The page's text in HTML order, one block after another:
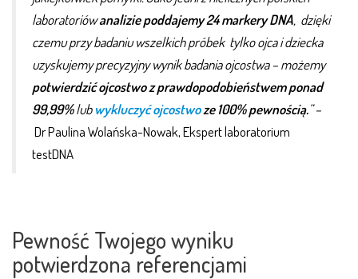
laboratoriówanalizie poddajemy 24 markery DNA, dzięki
czemu przy badaniu wszelkich próbek tylko ojca i dziecka
uzyskujemy precyzyjny wynik badania ojcostwa – możemy
potwierdzić ojcostwo z prawdopodobieństwem ponad
99,99%lubwykluczyć ojcostwoze 100% pewnością.” –
Dr Paulina Wolańska-Nowak, Ekspert laboratorium
testDNA
Pewność Twojego wyniku
potwierdzona referencjami